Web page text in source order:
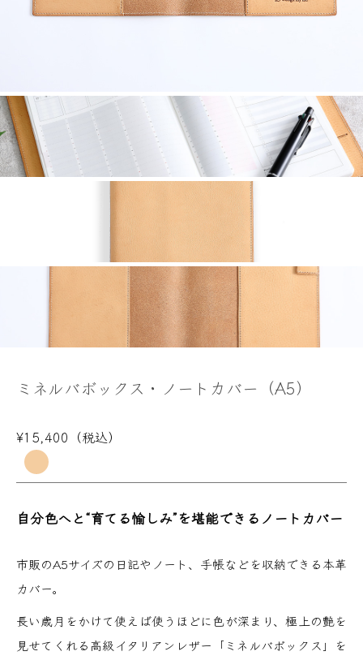
ミネルバボックス・ノートカバー（A5）
¥15,400（税込）
自分色へと“育てる愉しみ”を堪能できるノートカバー
市販のA5サイズの日記やノート、手帳などを収納できる本革
カバー。
長い歳月をかけて使えば使うほどに色が深まり、極上の艶を
見せてくれる高級イタリアンレザー「ミネルバボックス」を